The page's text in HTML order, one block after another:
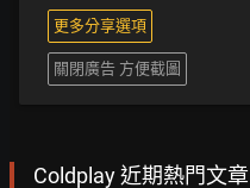
更多分享選項
關閉廣告 方便截圖
Coldplay 近期熱門文章